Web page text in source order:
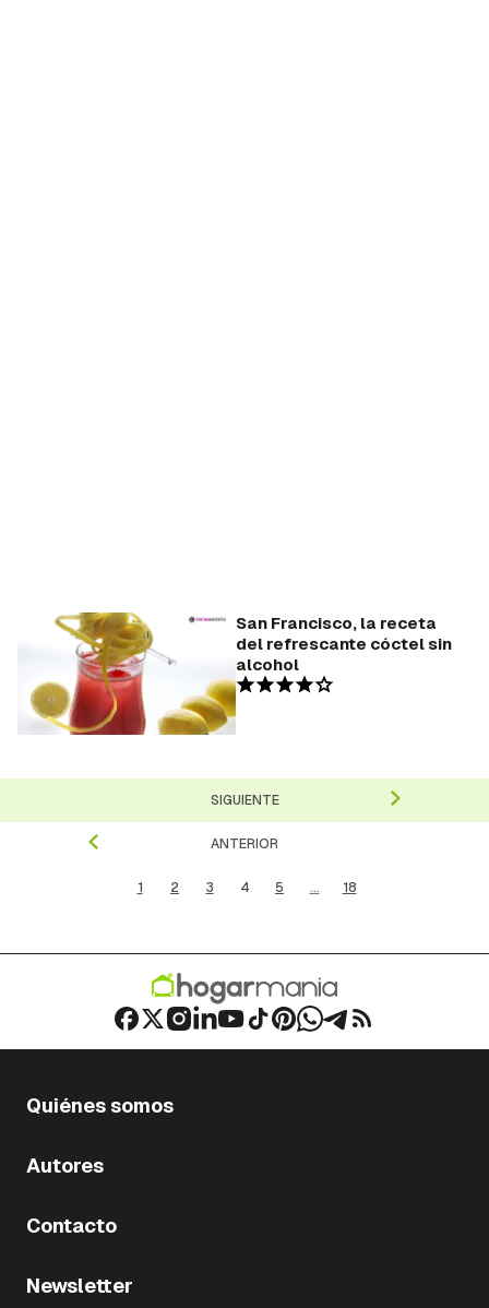
San Francisco, la receta
del refrescante cóctel sin
alcohol
ANTERIOR
1 2 3 4 5 ... 18
SIGUIENTE
Quiénes somos
Autores
Contacto
Newsletter